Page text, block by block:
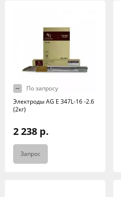
По запросу
Электроды AG E 347L-16 -2.6
(2кг)
2 238 р.
Запрос